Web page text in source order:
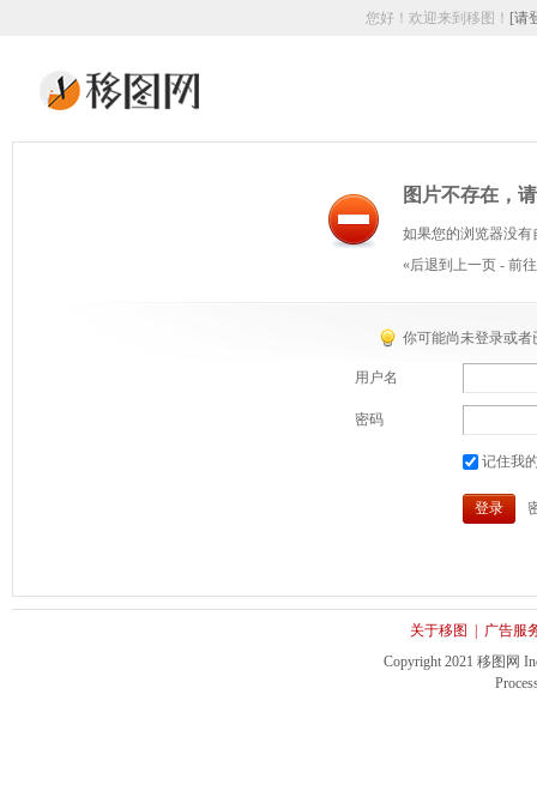
您好！欢迎来到移图！ [请
图片不存在，
如果您的浏览器没
«后退到上一页- 前
你可能尚未登录或者
用户名
密码
记住我
关于移图 | 广告服
Copyright 2021 移图网